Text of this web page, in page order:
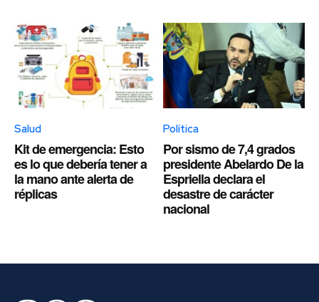
Salud
Kit de emergencia: Esto
es lo que debería tener a
la mano ante alerta de
réplicas
Política
Por sismo de 7,4 grados
presidente Abelardo De la
Espriella declara el
desastre de carácter
nacional